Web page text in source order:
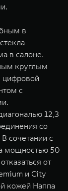
в
в салоне.
круглым
с
12,3
со
сочетании с
мощностью 50
от
и City
кожей Наппа